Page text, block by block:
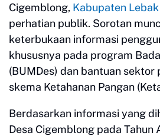
Cigemblong, Kabupaten Lebak
perhatian publik. Sorotan
keterbukaan informasi
khususnya pada program
(BUMDes) dan bantuan sektor
skema Ketahanan Pangan
Berdasarkan informasi yang
Desa Cigemblong pada Tahun